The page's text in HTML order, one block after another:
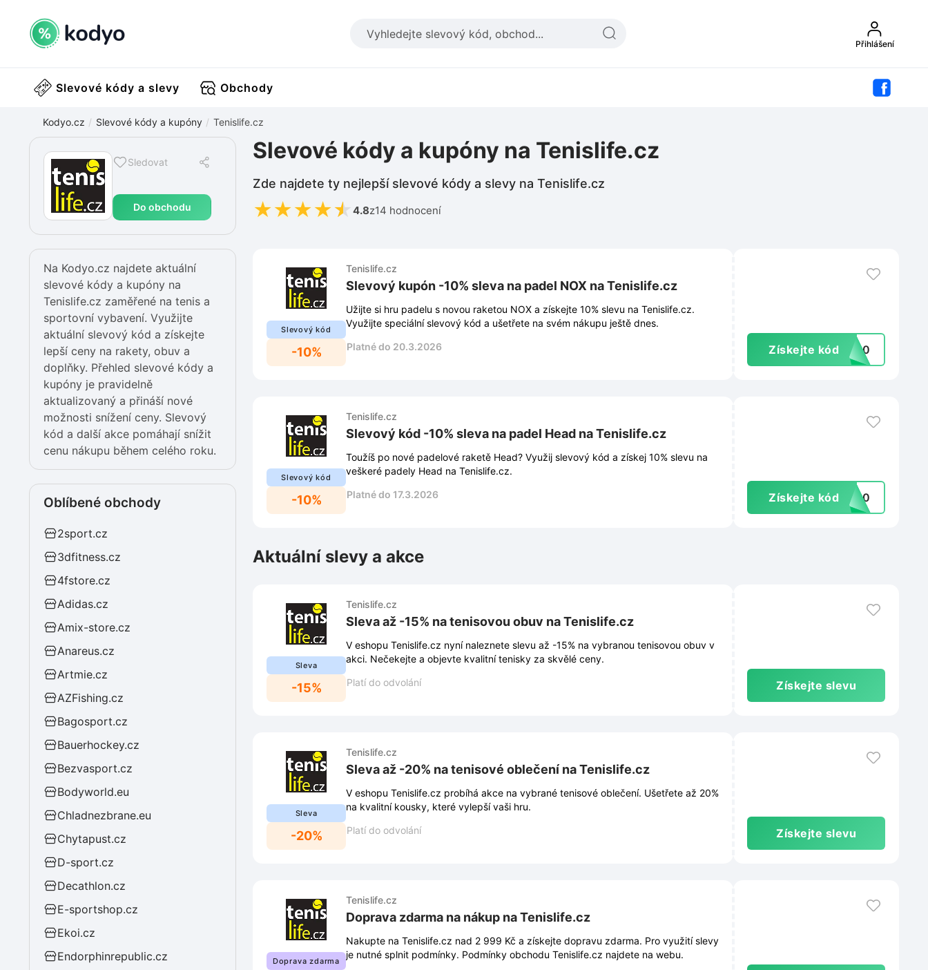
Přihlášení
Slevové kódy a slevy Obchody
Kodyo.cz Slevové kódy a kupóny Tenislife.cz
Sledovat
Do obchodu
Slevové kódy a kupóny na Tenislife.cz
Zde najdete ty nejlepší slevové kódy a slevy na Tenislife.cz
★★★★★ 4.8z14 hodnocení
Na Kodyo.cz najdete aktuální
slevové kódy a kupóny na
Tenislife.cz zaměřené na tenis a
sportovní vybavení. Využijte
aktuální slevový kód a získejte
lepší ceny na rakety, obuv a
doplňky. Přehled slevové kódy a
kupóny je pravidelně
aktualizovaný a přináší nové
možnosti snížení ceny. Slevový
kód a další akce pomáhají snížit
cenu nákupu během celého roku.
Oblíbené obchody
2sport.cz
3dfitness.cz
4fstore.cz
Adidas.cz
Amix-store.cz
Anareus.cz
Artmie.cz
AZFishing.cz
Bagosport.cz
Bauerhockey.cz
Bezvasport.cz
Bodyworld.eu
Chladnezbrane.eu
Chytapust.cz
D-sport.cz
Decathlon.cz
E-sportshop.cz
Ekoi.cz
Endorphinrepublic.cz
Slevový kód
-10%
Tenislife.cz
Slevový kupón -10% sleva na padel NOX na Tenislife.cz
Užijte si hru padelu s novou raketou NOX a získejte 10% slevu na Tenislife.cz.
Využijte speciální slevový kód a ušetřete na svém nákupu ještě dnes.
Platné do 20.3.2026
Získejte kód ox10
Slevový kód
-10%
Tenislife.cz
Slevový kód -10% sleva na padel Head na Tenislife.cz
Toužíš po nové padelové raketě Head? Využij slevový kód a získej 10% slevu na
veškeré padely Head na Tenislife.cz.
Platné do 17.3.2026
Získejte kód ad10
Aktuální slevy a akce
Sleva
-15%
Tenislife.cz
Sleva až -15% na tenisovou obuv na Tenislife.cz
V eshopu Tenislife.cz nyní naleznete slevu až -15% na vybranou tenisovou obuv v
akci. Nečekejte a objevte kvalitní tenisky za skvělé ceny.
Platí do odvolání
Získejte slevu
Sleva
-20%
Tenislife.cz
Sleva až -20% na tenisové oblečení na Tenislife.cz
V eshopu Tenislife.cz probíhá akce na vybrané tenisové oblečení. Ušetřete až 20%
na kvalitní kousky, které vylepší vaši hru.
Platí do odvolání
Získejte slevu
Doprava zdarma
Tenislife.cz
Doprava zdarma na nákup na Tenislife.cz
Nakupte na Tenislife.cz nad 2 999 Kč a získejte dopravu zdarma. Pro využití slevy
je nutné splnit podmínky. Podmínky obchodu Tenislife.cz najdete na webu.